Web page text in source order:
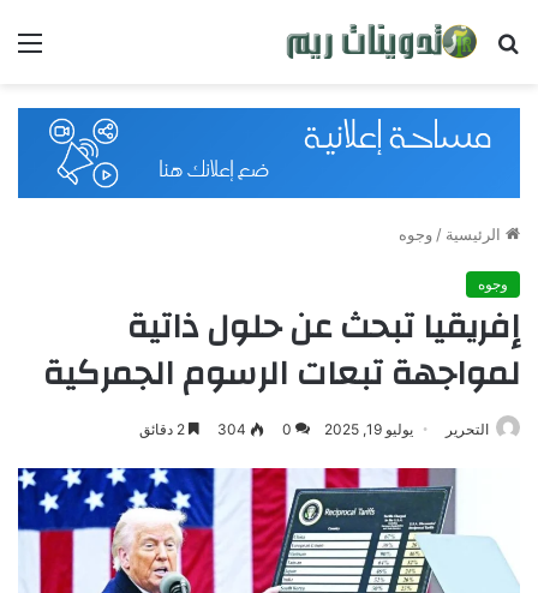
بحث
الرئيسية/وجوه
وجوه
إفريقيا تبحث عن حلول ذاتية
لمواجهة تبعات الرسوم الجمركية
التحرير يوليو 19, 2025 0
304